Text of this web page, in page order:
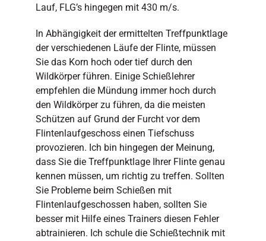
Lauf, FLG’s hingegen mit 430 m/s.
In Abhängigkeit der ermittelten Treffpunktlage
der verschiedenen Läufe der Flinte, müssen
Sie das Korn hoch oder tief durch den
Wildkörper führen. Einige Schießlehrer
empfehlen die Mündung immer hoch durch
den Wildkörper zu führen, da die meisten
Schützen auf Grund der Furcht vor dem
Flintenlaufgeschoss einen Tiefschuss
provozieren. Ich bin hingegen der Meinung,
dass Sie die Treffpunktlage Ihrer Flinte genau
kennen müssen, um richtig zu treffen. Sollten
Sie Probleme beim Schießen mit
Flintenlaufgeschossen haben, sollten Sie
besser mit Hilfe eines Trainers diesen Fehler
abtrainieren. Ich schule die Schießtechnik mit